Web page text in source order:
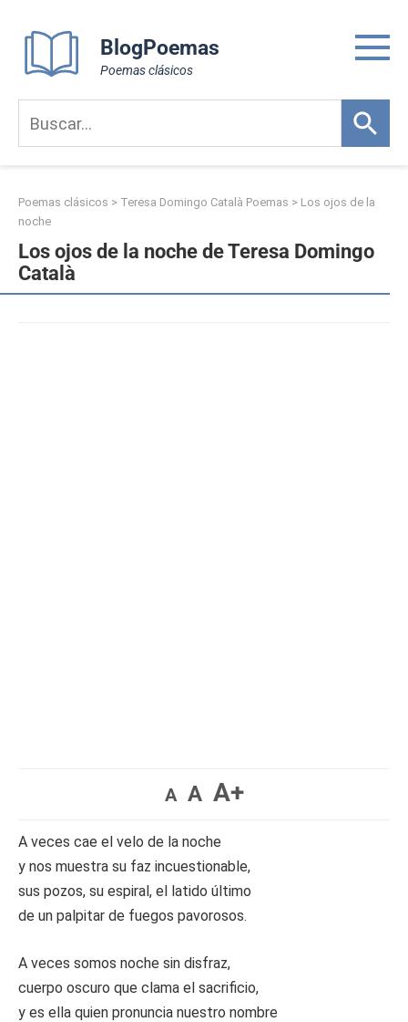
content
BlogPoemas
Poemas clásicos
Poemas clásicos > Teresa Domingo Català Poemas > Los ojos de la
noche
Los ojos de la noche de Teresa Domingo
Català
A A A+
A veces cae el velo de la noche
y nos muestra su faz incuestionable,
sus pozos, su espiral, el latido último
de un palpitar de fuegos pavorosos.
A veces somos noche sin disfraz,
cuerpo oscuro que clama el sacrificio,
y es ella quien pronuncia nuestro nombre